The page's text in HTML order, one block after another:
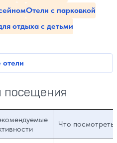
отели
Отели с парковкой
отдыха с детьми
посещения
Что посмотреть